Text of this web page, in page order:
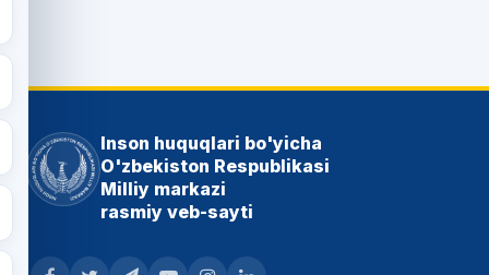
Inson huquqlari bo'yicha
O'zbekiston Respublikasi
Milliy markazi
rasmiy veb-sayti